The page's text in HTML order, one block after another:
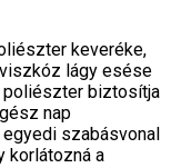
keveréke,
lágy esése
poliészter biztosítja
nap
szabásvonal
korlátozná a